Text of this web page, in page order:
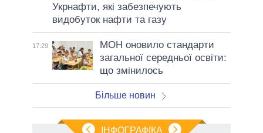
Укрнафти, які забезпечують
видобуток нафти та газу
17:29
МОН оновило стандарти
загальної середньої освіти:
що змінилось
Більше новин
ІНФОГРАФІКА